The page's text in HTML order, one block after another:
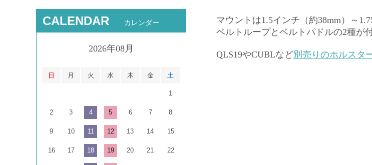
マウントは1.5インチ（約38mm）～
ベルトループとベルトパドルの2種が
QLS19やCUBLなど別売りのホルスタ
CALENDAR カレンダー
2026年08月
日 月 火 水 木 金 土
1
2 3 4 5 6 7 8
9 10 11 12 13 14 15
16 17 18 19 20 21 22